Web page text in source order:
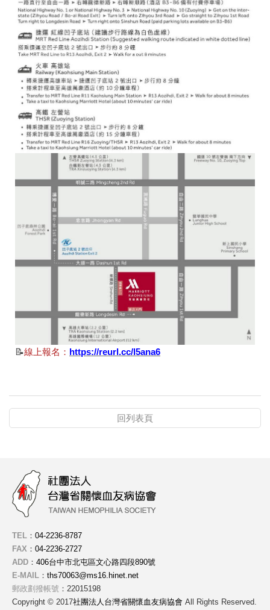
📝線上報名： https://reurl.cc/l5ana6
回列表頁
TEL ： 04-2236-8787
FAX ： 04-2236-2727
ADD ： 406台中市北屯區文心路四段890號
E-MAIL ： ths70063@ms16.hinet.net
郵政劃撥帳號 ：22015198
Copyright © 2017社團法人台灣省關懷血友病協會 All Rights Reserved.